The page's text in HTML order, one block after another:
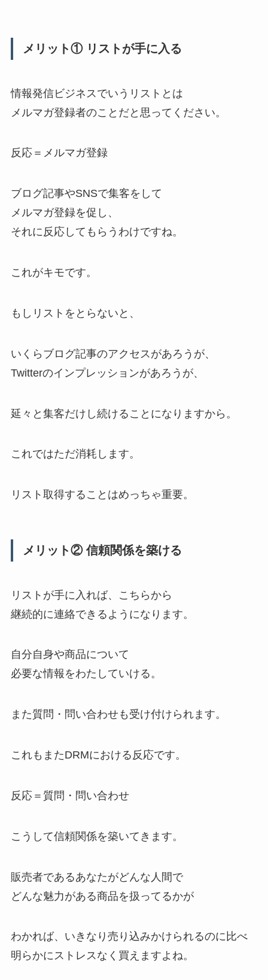
メリット① リストが手に入る
情報発信ビジネスでいうリストとは
メルマガ登録者のことだと思ってください。
反応＝メルマガ登録
ブログ記事やSNSで集客をして
メルマガ登録を促し、
それに反応してもらうわけですね。
これがキモです。
もしリストをとらないと、
いくらブログ記事のアクセスがあろうが、
Twitterのインプレッションがあろうが、
延々と集客だけし続けることになりますから。
これではただ消耗します。
リスト取得することはめっちゃ重要。
メリット② 信頼関係を築ける
リストが手に入れば、こちらから
継続的に連絡できるようになります。
自分自身や商品について
必要な情報をわたしていける。
また質問・問い合わせも受け付けられます。
これもまたDRMにおける反応です。
反応＝質問・問い合わせ
こうして信頼関係を築いてきます。
販売者であるあなたがどんな人間で
どんな魅力がある商品を扱ってるかが
わかれば、いきなり売り込みかけられるのに比べ
明らかにストレスなく買えますよね。